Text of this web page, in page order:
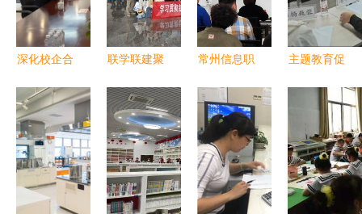
深化校企合
人空间——
陈钱校长率
队赴格力电
器(珠海金
湾)公司开
联学联建聚
育人谱新篇
——南京大
学地学四院
行政党支部
开展学习贯
常州信息职
院“工匠特
色班”学子
走进企业园
区 沉浸式
体验“硬
主题教育促
拓岗搭桥梁
——学校领
导深入人力
资源服务企
业推动高质